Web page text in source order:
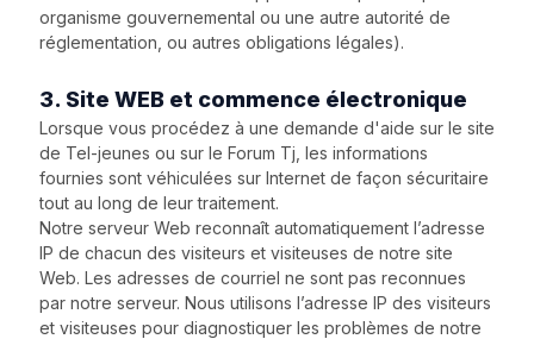
organisme gouvernemental ou une autre autorité de
réglementation, ou autres obligations légales).
3. Site WEB et commence électronique
Lorsque vous procédez à une demande d'aide sur le site
de Tel-jeunes ou sur le Forum Tj, les informations
fournies sont véhiculées sur Internet de façon sécuritaire
tout au long de leur traitement.
Notre serveur Web reconnaît automatiquement l’adresse
IP de chacun des visiteurs et visiteuses de notre site
Web. Les adresses de courriel ne sont pas reconnues
par notre serveur. Nous utilisons l’adresse IP des visiteurs
et visiteuses pour diagnostiquer les problèmes de notre